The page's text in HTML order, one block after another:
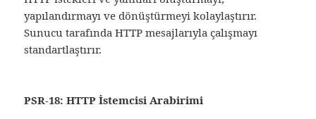
yapılandırmayı ve dönüştürmeyi kolaylaştırır.
Sunucu tarafında HTTP mesajlarıyla çalışmayı
standartlaştırır.
PSR-18: HTTP İstemcisi Arabirimi